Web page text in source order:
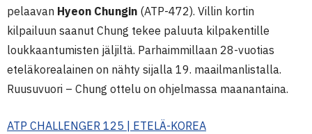
pelaavan Hyeon Chungin (ATP-472). Villin kortin
kilpailuun saanut Chung tekee paluuta kilpakentille
loukkaantumisten jäljiltä. Parhaimmillaan 28-vuotias
eteläkorealainen on nähty sijalla 19. maailmanlistalla.
Ruusuvuori – Chung ottelu on ohjelmassa maanantaina.
ATP CHALLENGER 125 | ETELÄ-KOREA